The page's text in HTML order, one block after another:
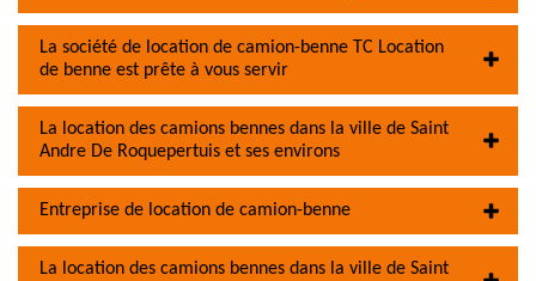
La société de location de camion-benne TC Location
de benne est prête à vous servir
La location des camions bennes dans la ville de Saint
Andre De Roquepertuis et ses environs
Entreprise de location de camion-benne
La location des camions bennes dans la ville de Saint